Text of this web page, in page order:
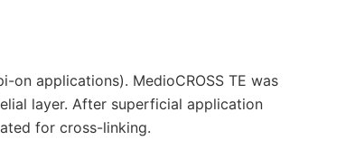
applications). MedioCROSS TE was
layer. After superficial application
for cross-linking.